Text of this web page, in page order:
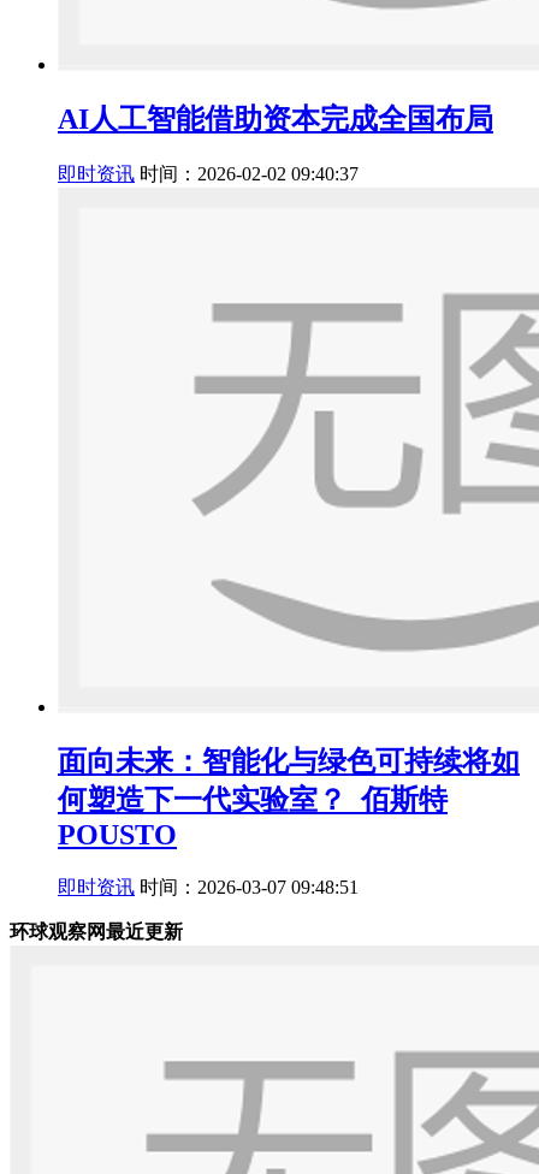
AI人工智能借助资本完成全国布局
即时资讯 时间：2026-02-02 09:40:37
面向未来：智能化与绿色可持续将如
何塑造下一代实验室？_佰斯特
POUSTO
即时资讯 时间：2026-03-07 09:48:51
环球观察网最近更新